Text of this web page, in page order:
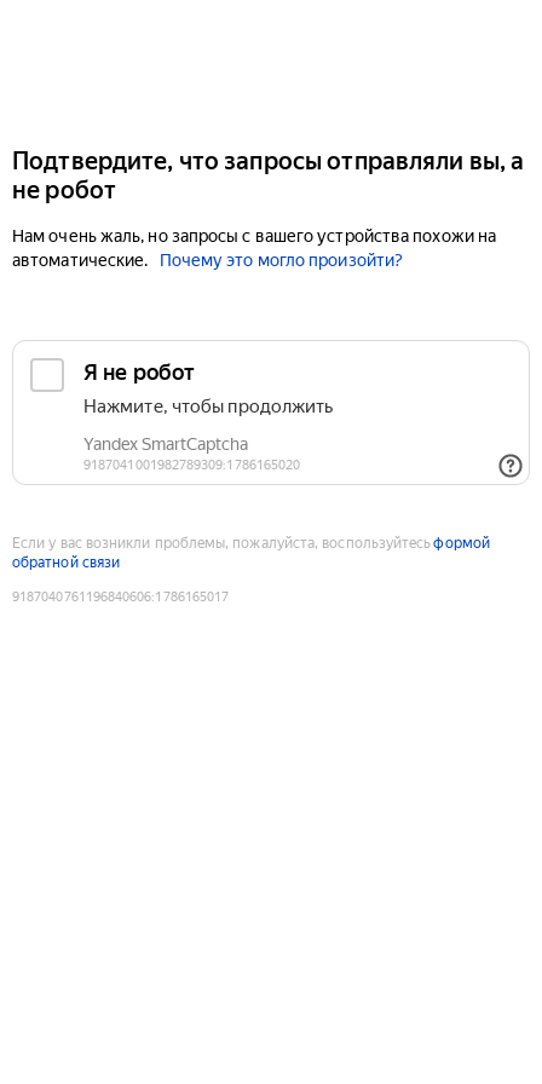
Подтвердите, что запросы отправляли вы, а
не робот
Нам очень жаль, но запросы с вашего устройства похожи на
автоматические.
Почему это могло произойти?
Если у вас возникли проблемы, пожалуйста, воспользуйтесьформой
обратной связи
9187040761196840606:1786165017